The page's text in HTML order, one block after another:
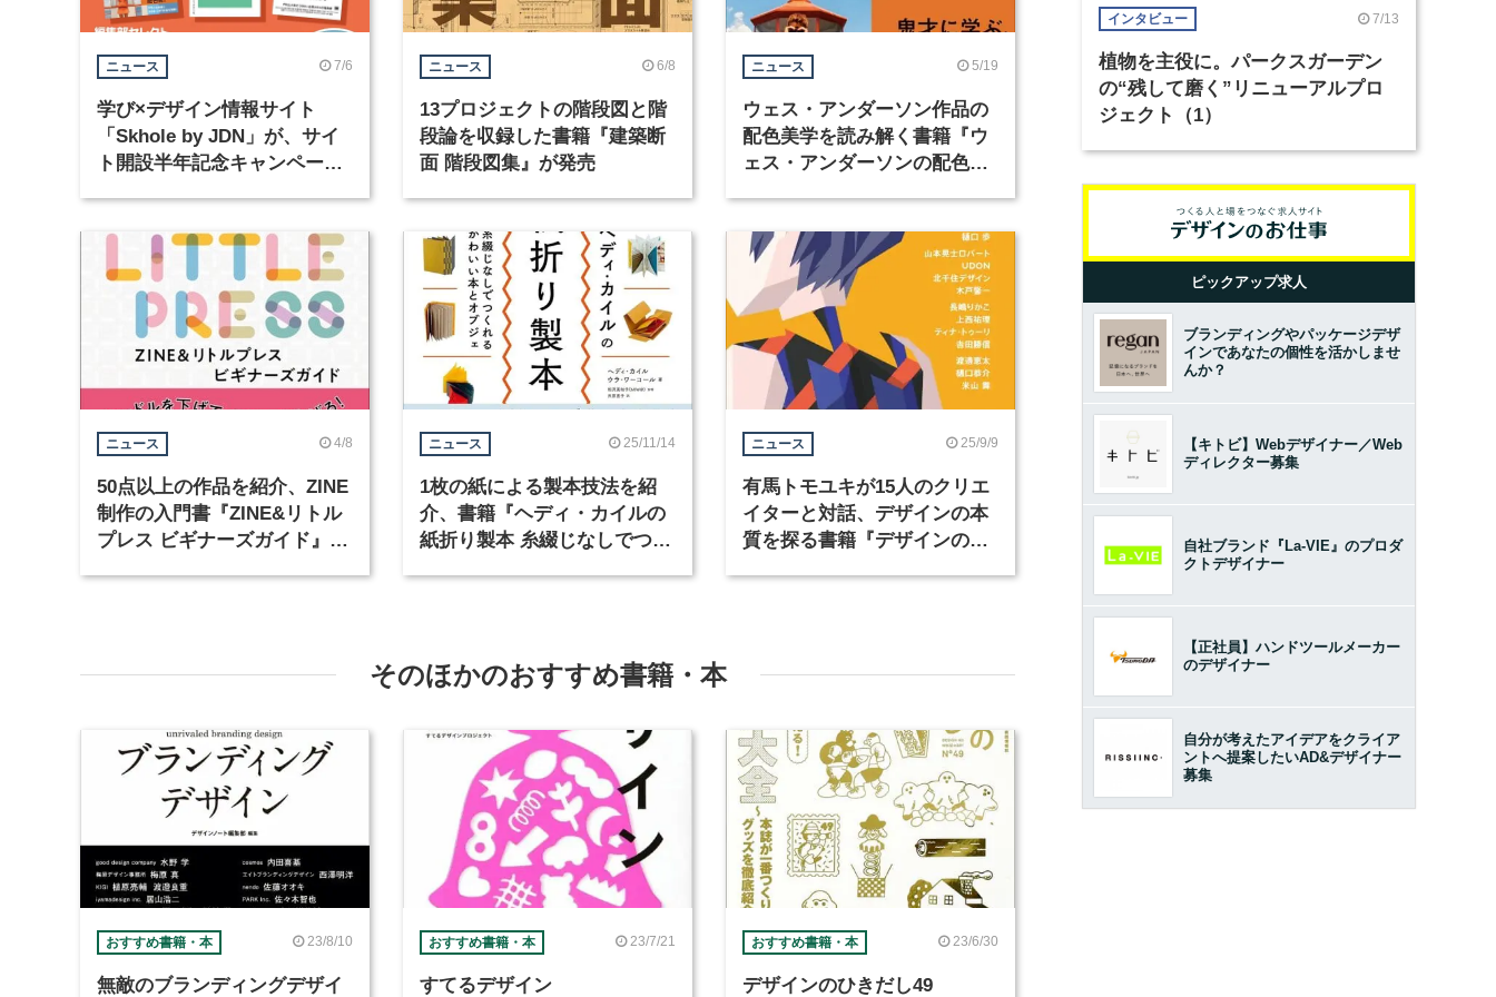
ニュース 7/6
学び×デザイン情報サイト
「Skhole by JDN」が、サイ
ト開設半年記念キャンペーン
ニュース 6/8
13プロジェクトの階段図と階
段論を収録した書籍『建築断
面 階段図集』が発売
ニュース 5/19
ウェス・アンダーソン作品の
配色美学を読み解く書籍『ウ
ェス・アンダーソンの配色手
ニュース 4/8
50点以上の作品を紹介、ZINE
制作の入門書『ZINE&リトル
プレス ビギナーズガイド』が
ニュース 25/11/14
1枚の紙による製本技法を紹
介、書籍『ヘディ・カイルの
紙折り製本 糸綴じなしでつく
ニュース 25/9/9
有馬トモユキが15人のクリエ
イターと対話、デザインの本
質を探る書籍『デザインの入
そのほかのおすすめ書籍・本
おすすめ書籍・本 23/8/10
無敵のブランディングデザイ
おすすめ書籍・本 23/7/21
すてるデザイン
おすすめ書籍・本 23/6/30
デザインのひきだし49
インタビュー 7/13
植物を主役に。パークスガーデン
の“残して磨く”リニューアルプロ
ジェクト（1）
ピックアップ求人
ブランディングやパッケージデザ
インであなたの個性を活かしませ
んか？
【キトビ】Webデザイナー／Web
ディレクター募集
自社ブランド『La-VIE』のプロダ
クトデザイナー
【正社員】ハンドツールメーカー
のデザイナー
自分が考えたアイデアをクライア
ントへ提案したいAD&デザイナー
募集